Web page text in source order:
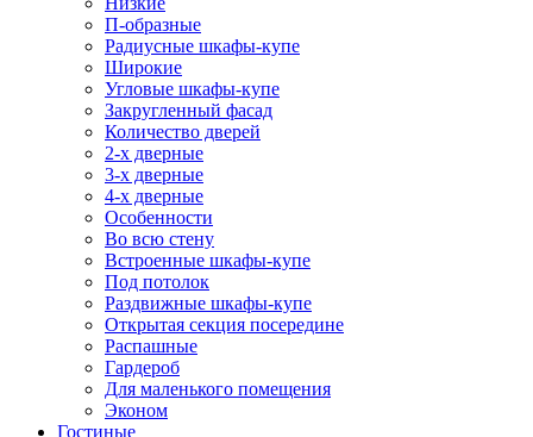
П-образные
Радиусные шкафы-купе
Широкие
Угловые шкафы-купе
Закругленный фасад
Количество дверей
2-х дверные
3-х дверные
4-х дверные
Особенности
Во всю стену
Встроенные шкафы-купе
Под потолок
Раздвижные шкафы-купе
Открытая секция посередине
Распашные
Гардероб
Для маленького помещения
Эконом
Гостиные